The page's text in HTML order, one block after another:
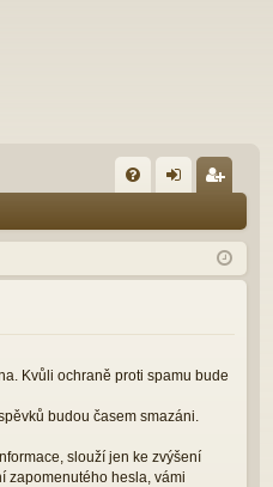
Q lá
sit
ist
ro
Kvůli ochraně proti spamu bude
budou časem smazáni.
slouží jen ke zvýšení
zapomenutého hesla, vámi